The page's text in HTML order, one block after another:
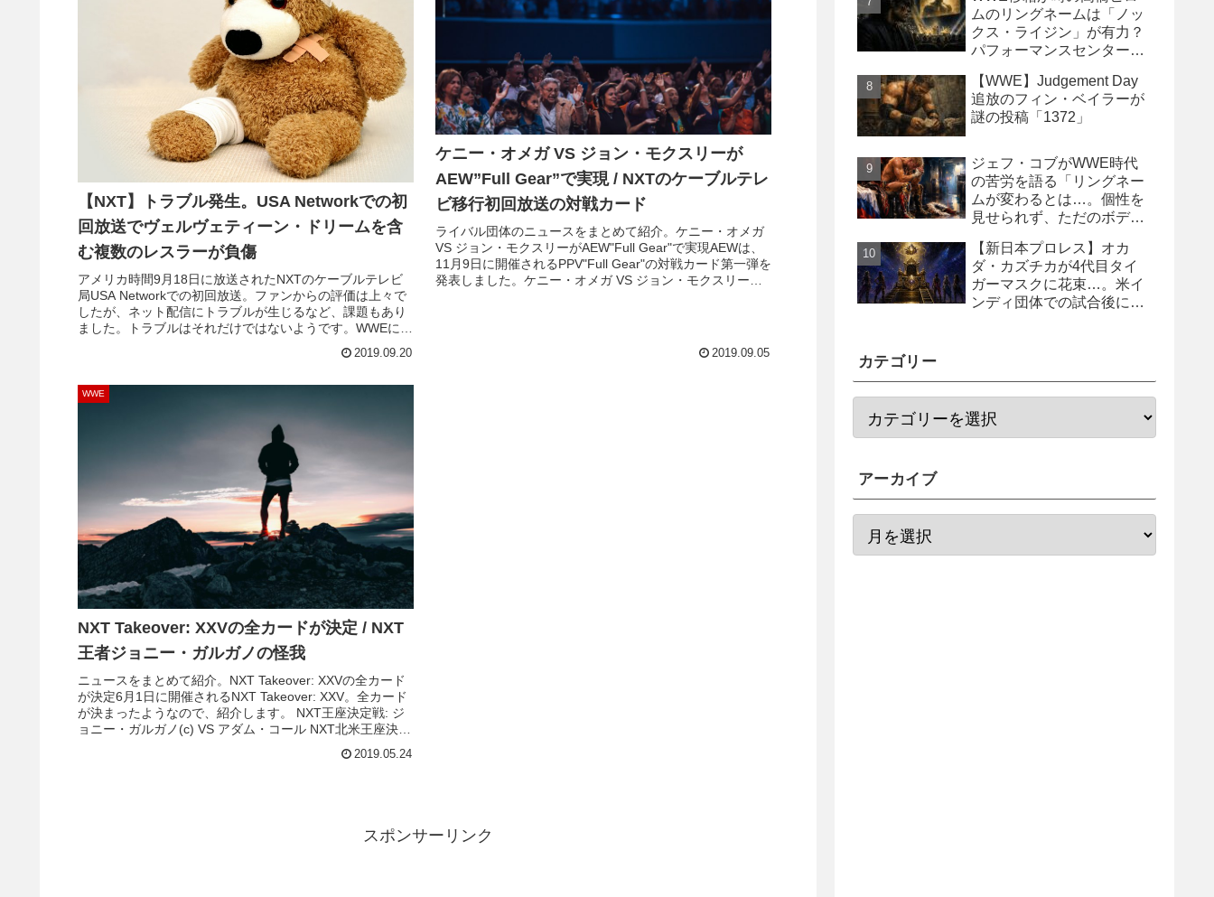
【NXT】トラブル発生。USA Networkでの初
回放送でヴェルヴェティーン・ドリームを含
む複数のレスラーが負傷
アメリカ時間9月18日に放送されたNXTのケーブルテレビ
局USA Networkでの初回放送。ファンからの評価は上々で
したが、ネット配信にトラブルが生じるなど、課題もあり
ました。トラブルはそれだけではないようです。WWEによ
人目はNXT北米王座を失ってしまったヴェルヴェティー
2019.09.20
ケニー・オメガ VS ジョン・モクスリーが
AEW”Full Gear”で実現 / NXTのケーブルテレ
ビ移行初回放送の対戦カード
ライバル団体のニュースをまとめて紹介。ケニー・オメガ
VS ジョン・モクスリーがAEW"Full Gear"で実現AEWは、
11月9日に開催されるPPV"Full Gear"の対戦カード第一弾を
発表しました。ケニー・オメガ VS ジョン・モクスリーで
2019.09.05
WWE
NXT Takeover: XXVの全カードが決定 / NXT
王者ジョニー・ガルガノの怪我
ニュースをまとめて紹介。NXT Takeover: XXVの全カード
が決定6月1日に開催されるNXT Takeover: XXV。全カード
が決まったようなので、紹介します。 NXT王座決定戦: ジ
ョニー・ガルガノ(c) VS アダム・コール NXT北米王座決定
戦: ヴェルヴェティーン・ドリーム(c) VS タイラー・ブリ
2019.05.24
スポンサーリンク
ムのリングネームは「ノッ
クス・ライジン」が有力？
パフォーマンスセンター入
【WWE】Judgement Day
追放のフィン・ベイラーが
謎の投稿「1372」
ジェフ・コブがWWE時代
の苦労を語る「リングネー
ムが変わるとは…。個性を
見せられず、ただのボディ
【新日本プロレス】オカ
ダ・カズチカが4代目タイ
ガーマスクに花束…。米イ
ンディ団体での試合後にサ
カテゴリー
アーカイブ